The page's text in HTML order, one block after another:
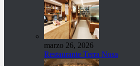
marzo 26, 2026
Restaurante Terra Nosa